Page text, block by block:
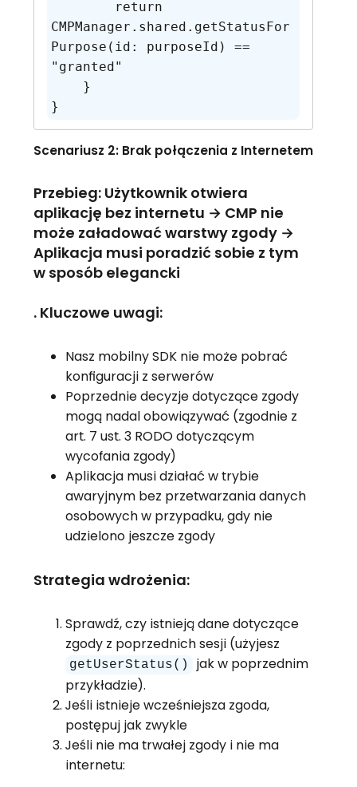
CMPManager.shared.getStatusFor
Purpose(id: purposeId) ==
"granted"
}
Scenariusz 2: Brak połączenia z Internetem
Przebieg: Użytkownik otwiera
aplikację bez internetu → CMP nie
może załadować warstwy zgody →
Aplikacja musi poradzić sobie z tym
w sposób elegancki
. Kluczowe uwagi:
Nasz mobilny SDK nie może pobrać
konfiguracji z serwerów
Poprzednie decyzje dotyczące zgody
mogą nadal obowiązywać (zgodnie z
art. 7 ust. 3 RODO dotyczącym
wycofania zgody)
Aplikacja musi działać w trybie
awaryjnym bez przetwarzania danych
osobowych w przypadku, gdy nie
udzielono jeszcze zgody
Strategia wdrożenia:
Sprawdź, czy istnieją dane dotyczące
zgody z poprzednich sesji (użyjesz
getUserStatus()
jak w poprzednim
przykładzie).
Jeśli istnieje wcześniejsza zgoda,
postępuj jak zwykle
Jeśli nie ma trwałej zgody i nie ma
internetu: